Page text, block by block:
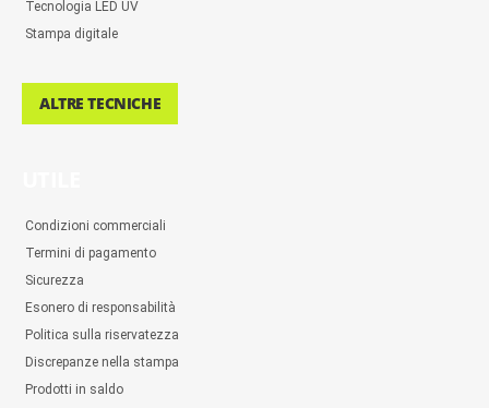
Tecnologia LED UV
Stampa digitale
ALTRE TECNICHE
Condizioni commerciali
Termini di pagamento
Sicurezza
Esonero di responsabilità
Politica sulla riservatezza
Discrepanze nella stampa
Prodotti in saldo